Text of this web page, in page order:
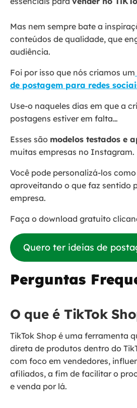
Mas nem sempre bate a
conteúdos de qualidade, que
audiência.
Foi por isso que nós criamos um
de postagem para redes
Use-o naqueles dias em que a
postagens estiver em falta…
Esses são modelos testados e
muitas empresas no Instagram.
Você pode personalizá-los como
aproveitando o que faz sentido
empresa.
Faça o download gratuito
Quero ter ideias de
Perguntas
O que é TikTok
TikTok Shop é uma ferramenta
direta de produtos dentro do
com foco em vendedores,
afiliados, a fim de facilitar o
e venda por lá.